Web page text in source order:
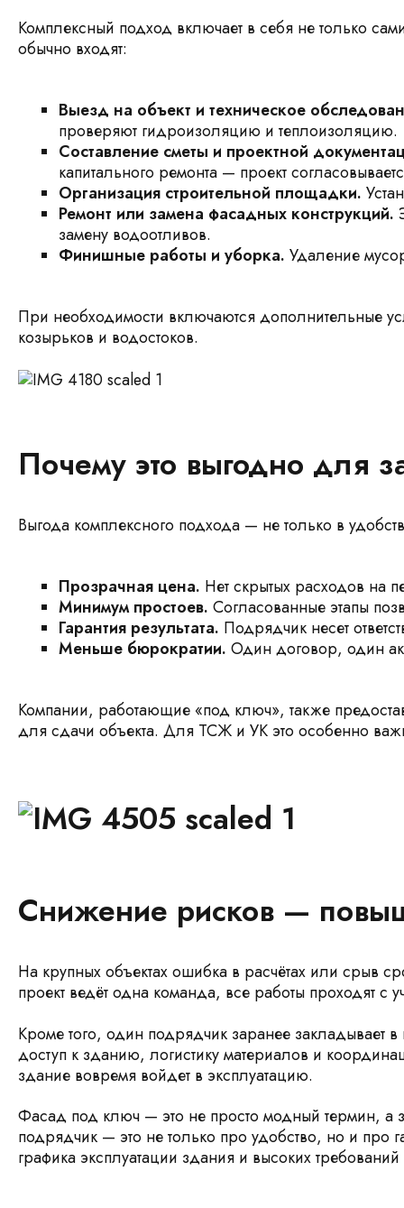
Комплексный подход включает в себя не только
обычно входят:
Выезд на объект и техническое
проверяют гидроизоляцию и теплоизоляцию.
Составление сметы и проектной
капитального ремонта — проект
Организация строительной площадки.
Ремонт или замена фасадных конструкций.
замену водоотливов.
Финишные работы и уборка. Удаление
При необходимости включаются дополнительные
козырьков и водостоков.
Почему это выгодно для
Выгода комплексного подхода — не только в
Прозрачная цена. Нет скрытых расходов на
Минимум простоев. Согласованные этапы
Гарантия результата. Подрядчик несет
Меньше бюрократии. Один договор, один
Компании, работающие «под ключ», также
для сдачи объекта. Для ТСЖ и УК это особенно
Снижение рисков —
На крупных объектах ошибка в расчётах или срыв
проект ведёт одна команда, все работы проходят
Кроме того, один подрядчик заранее закладывает в
доступ к зданию, логистику материалов и
здание вовремя войдет в эксплуатацию.
Фасад под ключ — это не просто модный термин,
подрядчик — это не только про удобство, но и про
графика эксплуатации здания и высоких